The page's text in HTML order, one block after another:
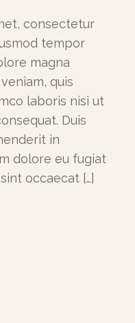
consectetur
tempor
magna
quis
laboris nisi ut
Duis
in
dolore eu fugiat
occaecat […]